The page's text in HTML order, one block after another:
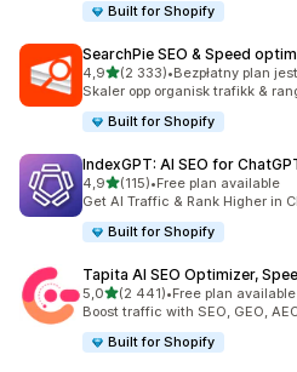
Built for Shopify
SearchPie SEO & Speed
4,9na 5 gwiazdek
(2 333)
Łączna liczba recenzji: 2333
•Bezpłatny plan
Skaler opp organisk trafikk &
Built for Shopify
IndexGPT: AI SEO for
4,9na 5 gwiazdek
(115)
Łączna liczba recenzji: 115
•Free plan available
Get AI Traffic & Rank Higher in
Built for Shopify
Tapita AI SEO Optimizer,
5,0na 5 gwiazdek
(2 441)
Łączna liczba recenzji: 2441
•Free plan available
Boost traffic with SEO, GEO,
Built for Shopify